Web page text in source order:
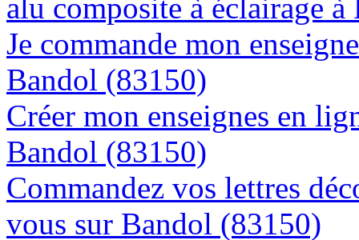
alu composite à éclairage
Je commande mon
Bandol (83150)
Créer mon enseignes en
Bandol (83150)
Commandez vos lettres
vous sur Bandol (83150)